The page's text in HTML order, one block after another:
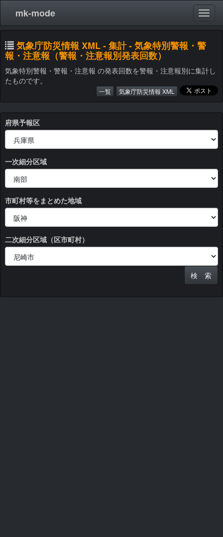
mk-mode
気象庁防災情報 XML - 集計 - 気象特別警報・警
報・注意報（警報・注意報別発表回数）
気象特別警報・警報・注意報 の発表回数を警報・注意報別に集計し
たものです。
一覧 気象庁防災情報 XML
府県予報区
一次細分区域
市町村等をまとめた地域
二次細分区域（区市町村）